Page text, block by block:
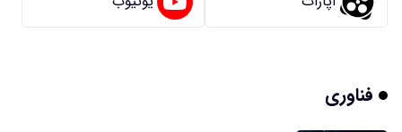
فناوری